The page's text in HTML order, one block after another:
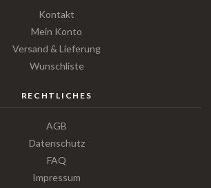
Kontakt
Mein Konto
Versand & Lieferung
Wunschliste
RECHTLICHES
AGB
Datenschutz
FAQ
Impressum